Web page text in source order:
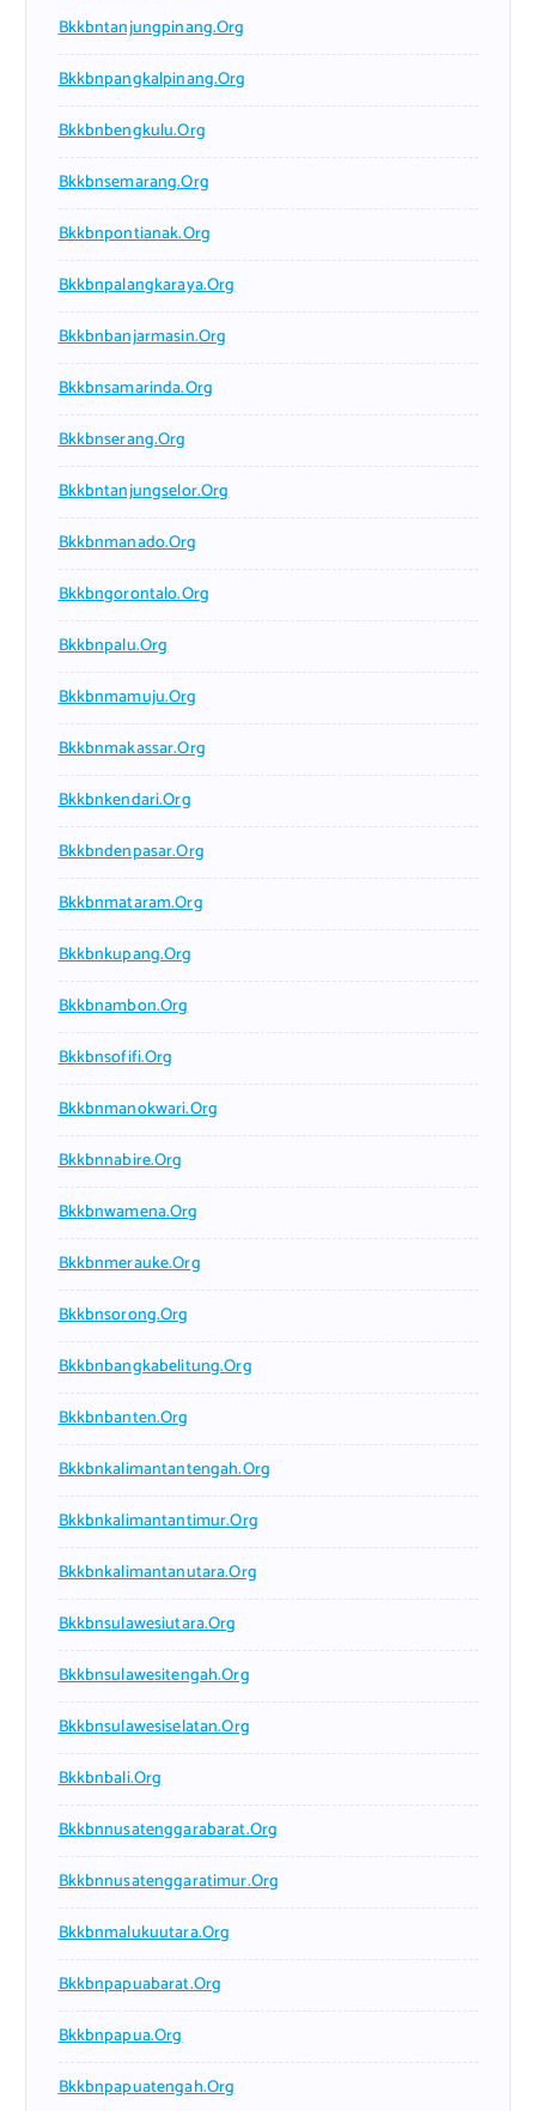
Bkkbntanjungpinang.org
Bkkbnpangkalpinang.org
Bkkbnbengkulu.org
Bkkbnsemarang.org
Bkkbnpontianak.org
Bkkbnpalangkaraya.org
Bkkbnbanjarmasin.org
Bkkbnsamarinda.org
Bkkbnserang.org
Bkkbntanjungselor.org
Bkkbnmanado.org
Bkkbngorontalo.org
Bkkbnpalu.org
Bkkbnmamuju.org
Bkkbnmakassar.org
Bkkbnkendari.org
Bkkbndenpasar.org
Bkkbnmataram.org
Bkkbnkupang.org
Bkkbnambon.org
Bkkbnsofifi.org
Bkkbnmanokwari.org
Bkkbnnabire.org
Bkkbnwamena.org
Bkkbnmerauke.org
Bkkbnsorong.org
Bkkbnbangkabelitung.org
Bkkbnbanten.org
Bkkbnkalimantantengah.org
Bkkbnkalimantantimur.org
Bkkbnkalimantanutara.org
Bkkbnsulawesiutara.org
Bkkbnsulawesitengah.org
Bkkbnsulawesiselatan.org
Bkkbnbali.org
Bkkbnnusatenggarabarat.org
Bkkbnnusatenggaratimur.org
Bkkbnmalukuutara.org
Bkkbnpapuabarat.org
Bkkbnpapua.org
Bkkbnpapuatengah.org